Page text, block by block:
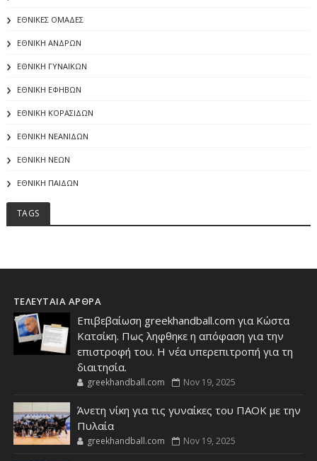
ΕΘΝΙΚΕΣ ΟΜΑΔΕΣ
ΕΘΝΙΚΗ ΑΝΔΡΩΝ
ΕΘΝΙΚΗ ΓΥΝΑΙΚΩΝ
ΕΘΝΙΚΗ ΕΦΗΒΩΝ
ΕΘΝΙΚΗ ΚΟΡΑΣΙΔΩΝ
ΕΘΝΙΚΗ ΝΕΑΝΙΔΩΝ
ΕΘΝΙΚΗ ΝΕΩΝ
ΕΘΝΙΚΗ ΠΑΙΔΩΝ
TAGS
ΤΕΛΕΥΤΑΙΑ ΑΡΘΡΑ
Επιβεβαίωση greekhandball.com για Κώστα
Κατσίκη. Πως ληφθηκε η απόφαση για την
επιστροφή του. Η νέα υπερεπιτροπή για τη
διαιτησία.
greekhandball.com Nov 19, 2025
Άνετη νίκη για τις γυναίκες του ΠΑΟΚ με την
Πυλαία
greekhandball.com Nov 19, 2025